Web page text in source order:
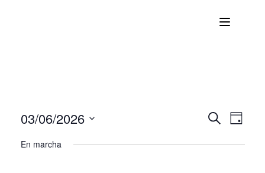
de
BUSCAR
de
DÍA
03/06/2026
fecha.
En marcha